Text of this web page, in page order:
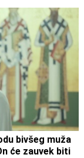
bivšeg muža
će zauvek biti